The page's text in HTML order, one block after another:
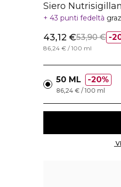
Siero
43 punti fedeltà
43,12 €53,90 €
86,24 € / 100 ml
50 ML 20%
86,24 € / 100 ml